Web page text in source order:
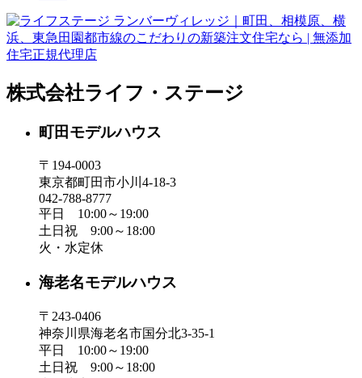
株式会社ライフ・ステージ
町田モデルハウス
〒194-0003
東京都町田市小川4-18-3
042-788-8777
平日 10:00～19:00
土日祝 9:00～18:00
火・水定休
海老名モデルハウス
〒243-0406
神奈川県海老名市国分北3-35-1
平日 10:00～19:00
土日祝 9:00～18:00